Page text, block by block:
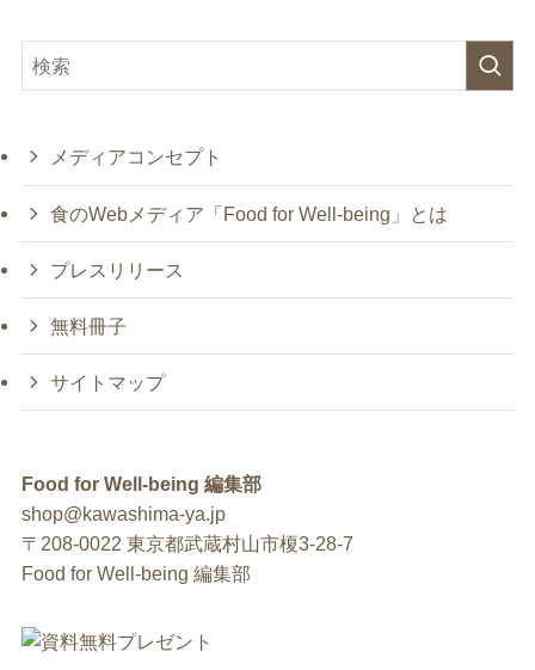
メディアコンセプト
食のWebメディア「Food for Well-being」とは
プレスリリース
無料冊子
サイトマップ
Food for Well-being 編集部
shop@kawashima-ya.jp
〒208-0022 東京都武蔵村山市榎3-28-7
Food for Well-being 編集部